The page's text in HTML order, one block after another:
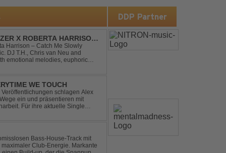
X ROBERTA HARRISON
Harrison – Catch Me Slowly
DJ T.H., Chris van Neu and
emotional melodies, euphoric
WE TOUCH
schlagen Alex
ein und präsentieren mit
Für ihre aktuelle Single
Bass-House-Track mit
Club-Energie. Markante
DDP Partner